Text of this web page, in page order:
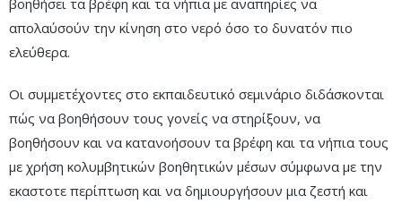
βοηθήσει τα βρέφη και τα νήπια με αναπηρίες να
απολαύσούν την κίνηση στο νερό όσο το δυνατόν πιο
ελεύθερα.
Οι συμμετέχοντες στο εκπαιδευτικό σεμινάριο διδάσκονται
πώς να βοηθήσουν τους γονείς να στηρίξουν, να
βοηθήσουν και να κατανοήσουν τα βρέφη και τα νήπια τους
με χρήση κολυμβητικών βοηθητικών μέσων σύμφωνα με την
εκαστοτε περίπτωση και να δημιουργήσουν μια ζεστή και